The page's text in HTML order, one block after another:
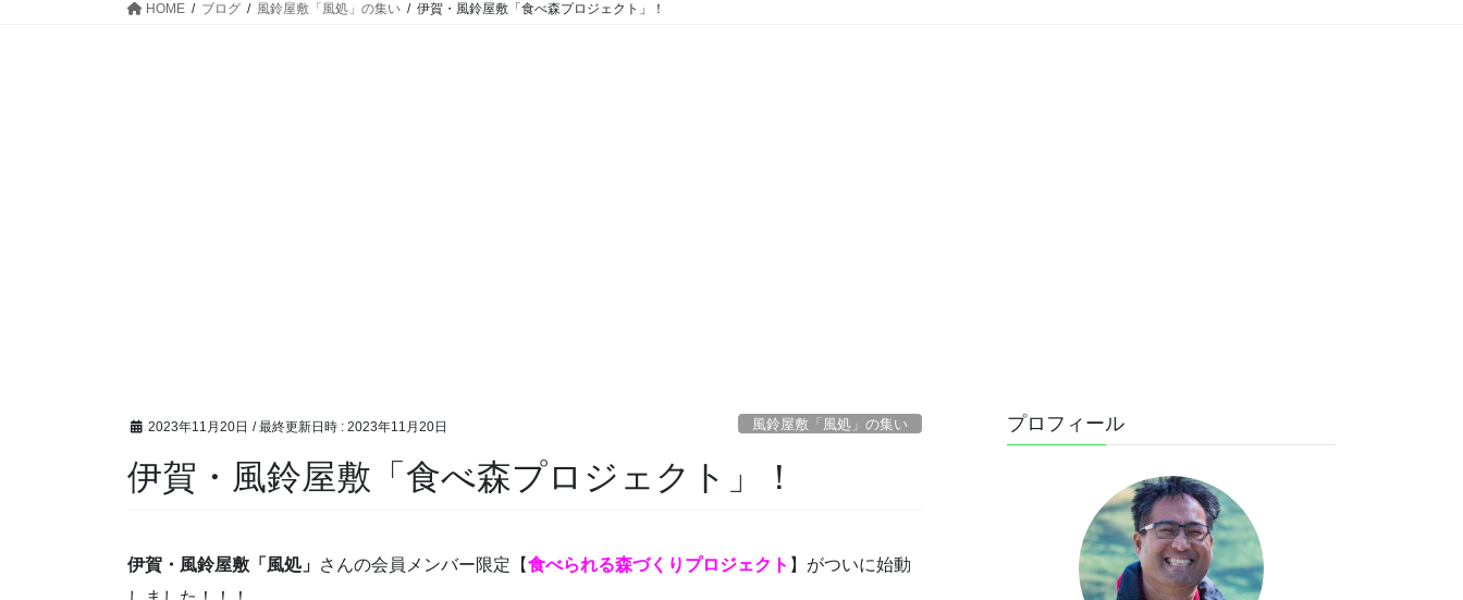
HOME ブログ 風鈴屋敷「風処」の集い 伊賀・風鈴屋敷「食べ森プロジェクト」！
2023年11月20日 / 最終更新日時 : 2023年11月20日 風鈴屋敷「風処」の集い
伊賀・風鈴屋敷「食べ森プロジェクト」！
伊賀・風鈴屋敷「風処」 さんの会員メンバー限定【食べられる森づくりプロジェクト 】がついに始動
プロフィール